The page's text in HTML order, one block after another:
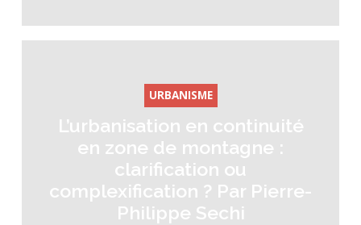
URBANISME
L’urbanisation en continuité
en zone de montagne :
clarification ou
complexification ? Par Pierre-
Philippe Sechi